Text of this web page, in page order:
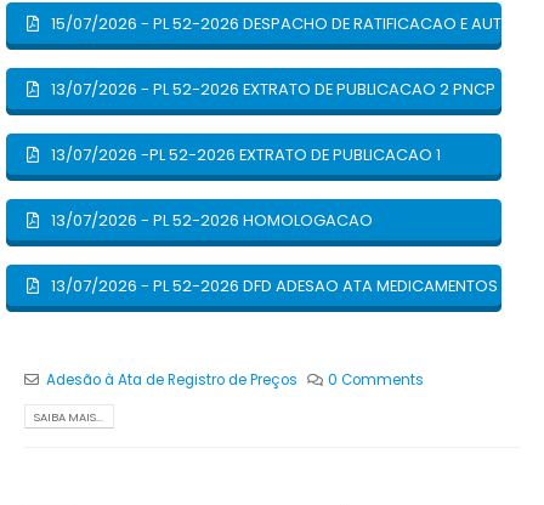
15/07/2026 - PL 52-2026 DESPACHO DE RATIFICACAO E
13/07/2026 - PL 52-2026 EXTRATO DE PUBLICACAO 2 PNCP
13/07/2026 -PL 52-2026 EXTRATO DE PUBLICACAO 1
13/07/2026 - PL 52-2026 HOMOLOGACAO
13/07/2026 - PL 52-2026 DFD ADESAO ATA MEDICAMENTOS
Adesão à Ata de Registro de Preços 0 Comments
SAIBA MAIS...